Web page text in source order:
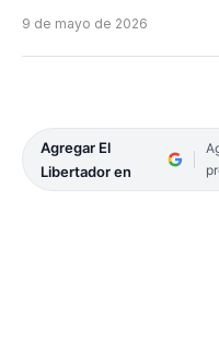
9 de mayo de 2026
Agregar El
Libertador en